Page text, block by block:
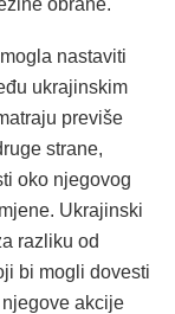
obrane.
nastaviti
ukrajinskim
previše
strane,
oko njegovog
Ukrajinski
razliku od
bi mogli dovesti
akcije